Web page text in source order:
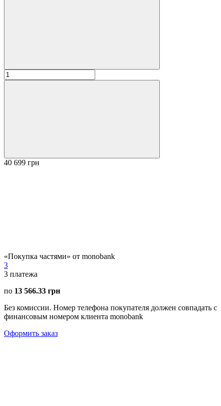
40 699 грн
«Покупка частями» от monobank
3
3 платежа
по 13 566.33 грн
Без комиссии. Номер телефона покупателя должен совпадать с
финансовым номером клиента monobank
Оформить заказ